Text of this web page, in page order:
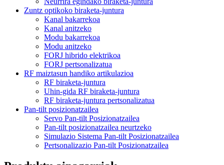
Zuntz optikoko biraketa-juntura
Kanal bakarrekoa
Kanal anitzeko
Modu bakarrekoa
Modu anitzeko
FORJ hibrido elektrikoa
FORJ pertsonalizatua
RF maiztasun handiko artikulazioa
RF biraketa-juntura
Uhin-gida RF biraketa-juntura
RF biraketa-juntura pertsonalizatua
Pan-tilt posizionatzailea
Servo Pan-tilt Posizionatzailea
Pan-tilt posizionatzailea neurtzeko
Simulazio Sistema Pan-tilt Posizionatzailea
Pertsonalizazio Pan-tilt Posizionatzailea